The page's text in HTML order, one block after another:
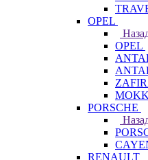
OPEL
OPEL
PORSCHE
RENAULT